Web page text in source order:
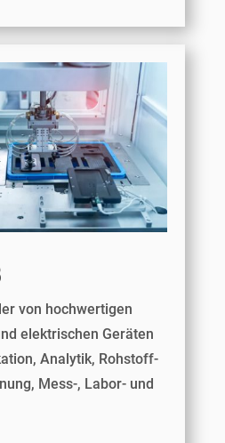
von hochwertigen
elektrischen Geräten
Analytik, Rohstoff-
Mess-, Labor- und